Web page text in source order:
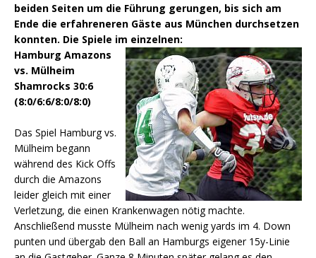
beiden Seiten um die Führung gerungen, bis sich am
Ende die erfahreneren Gäste aus München durchsetzen
konnten. Die Spiele im einzelnen:
Hamburg Amazons
vs. Mülheim
Shamrocks 30:6
(8:0/6:6/8:0/8:0)
Das Spiel Hamburg vs.
Mülheim begann
während des Kick Offs
durch die Amazons
leider gleich mit einer
Verletzung, die einen Krankenwagen nötig machte.
Anschließend musste Mülheim nach wenig yards im 4. Down
punten und übergab den Ball an Hamburgs eigener 15y-Linie